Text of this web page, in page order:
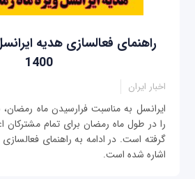
راهنمای فعالسازی هدیه
1400
اخبار ایران
ایرانسل به مناسبت فرارسیدن ماه
را در طول ماه رمضان برای تمام مشترکان
گرفته است. در ادامه به راهنمای
اشاره شده است.